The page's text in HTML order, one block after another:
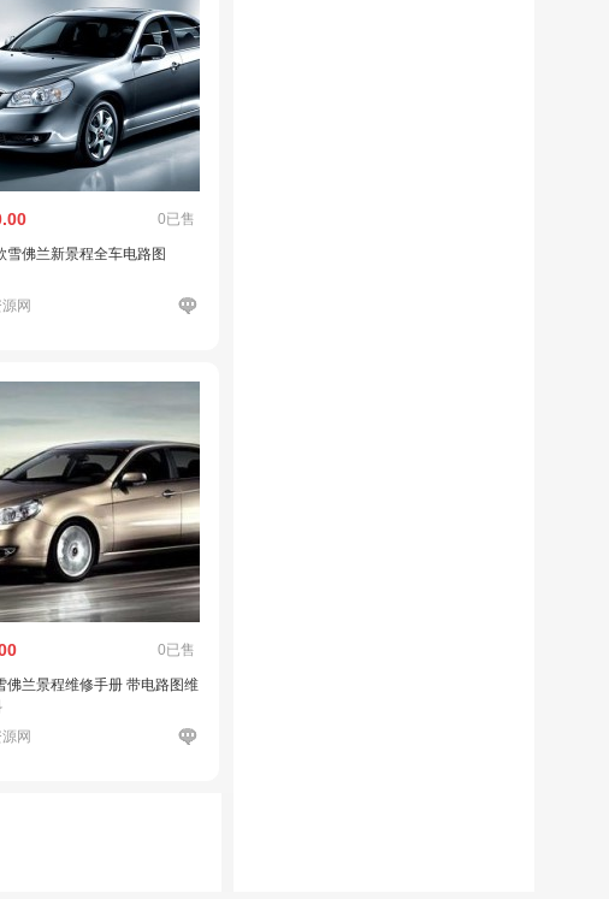
0已售
雪佛兰新景程全车电路图
网
0已售
佛兰景程维修手册 带电路图维
网